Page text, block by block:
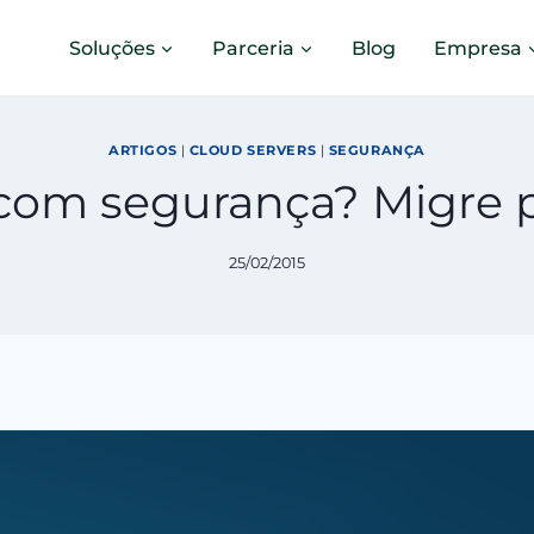
Soluções Parceria Blog Empresa
ARTIGOS | CLOUD SERVERS | SEGURANÇA
segurança? Migre
25/02/2015